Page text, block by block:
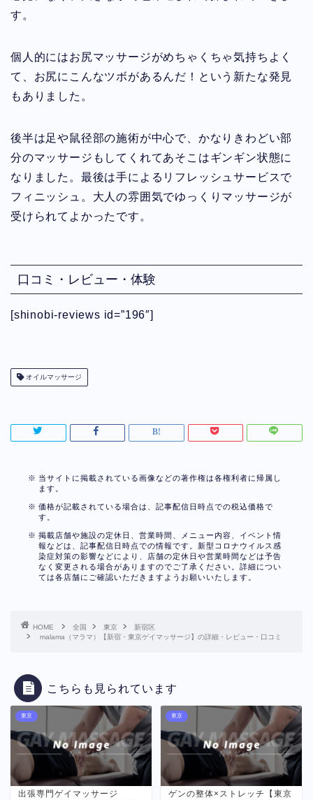
す。
個人的にはお尻マッサージがめちゃくちゃ気持ちよく
て、お尻にこんなツボがあるんだ！という新たな発見
もありました。
後半は足や鼠径部の施術が中心で、かなりきわどい部
分のマッサージもしてくれてあそこはギンギン状態に
なりました。最後は手によるリフレッシュサービスで
フィニッシュ。大人の雰囲気でゆっくりマッサージが
受けられてよかったです。
口コミ・レビュー・体験
[shinobi-reviews id=”196″]
オイルマッサージ
当サイトに掲載されている画像などの著作権は各権利者に帰属し
ます。
価格が記載されている場合は、記事配信日時点での税込価格で
す。
掲載店舗や施設の定休日、営業時間、メニュー内容、イベント情
報などは、記事配信日時点での情報です。新型コロナウイルス感
染症対策の影響などにより、店舗の定休日や営業時間などは予告
なく変更される場合がありますのでご了承ください。詳細につい
ては各店舗にご確認いただきますようお願いいたします。
HOME 全国 東京
新宿区
malama（マラマ）【新宿・東京ゲイマッサージ】の詳細・レビュー・口コミ
こちらも見られています
東京
出張専門ゲイマッサージ
東京
ゲンの整体×ストレッチ【東京